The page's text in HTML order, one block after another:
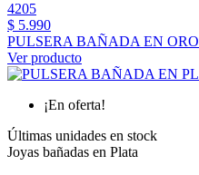
4205
$ 5.990
PULSERA BAÑADA EN
Ver producto
¡En oferta!
Últimas unidades en stock
Joyas bañadas en Plata